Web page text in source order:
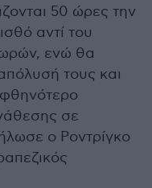
50 ώρες την
αντί του
ωρών, ενώ θα
τους και
σε
ο Ροντρίγκο